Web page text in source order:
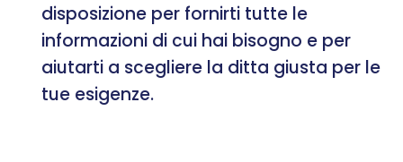
disposizione per fornirti tutte le
informazioni di cui hai bisogno e per
aiutarti a scegliere la ditta giusta per le
tue esigenze.